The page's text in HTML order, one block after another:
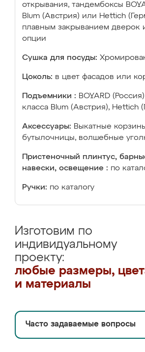
открывания, тандембоксы
Blum (Австрия) или Hettich
плавным закрыванием дверок
опции
Сушка для посуды:
Цоколь: в цвет фасадов или
Подъемники : BOYARD
класса Blum (Австрия), Hettich
Аксессуары: Выкатные
бутылочницы, волшебные
Пристеночный плинтус,
навески, освещение : по
Ручки: по каталогу
Изготовим по
индивидуальному
проекту:
любые размеры,
и материалы
Часто задаваемые вопросы